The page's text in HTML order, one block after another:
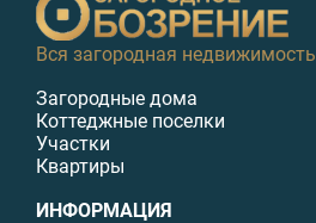
Вся загородная недвижимость
Загородные дома
Коттеджные поселки
Участки
Квартиры
ИНФОРМАЦИЯ